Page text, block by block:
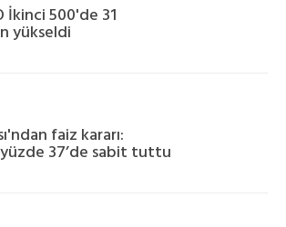
İkinci 500'de 31
yükseldi
faiz kararı:
37’de sabit tuttu